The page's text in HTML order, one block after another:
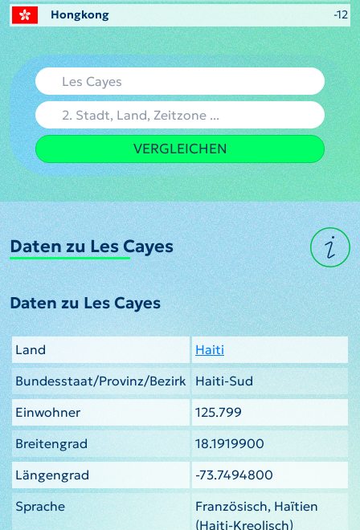
Hongkong -12
VERGLEICHEN
Daten zu Les Cayes
Daten zu Les Cayes
Land
Haiti
Bundesstaat/Provinz/Bezirk
Haiti-Sud
Einwohner
125.799
Breitengrad
18.1919900
Längengrad
-73.7494800
Sprache
Französisch, Haïtien
(Haiti-Kreolisch)